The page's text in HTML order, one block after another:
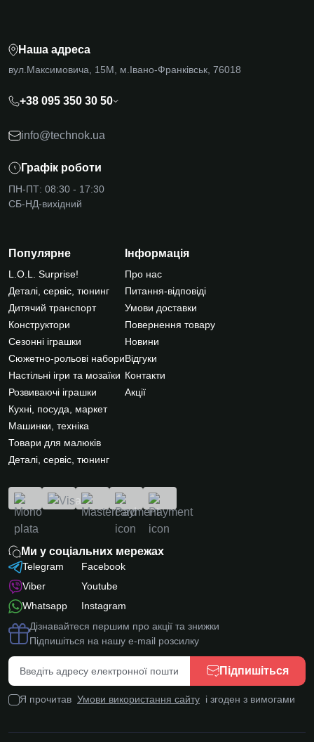
Наша адреса
вул.Максимовича, 15М, м.Івано-Франківськ, 76018
+38 095 350 30 50
info@technok.ua
Графік роботи
ПН-ПТ: 08:30 - 17:30
СБ-НД-вихідний
Популярне
L.O.L. Surprise!
Деталі, сервіс, тюнинг
Дитячий транспорт
Конструктори
Сезонні іграшки
Сюжетно-рольові набори
Настільні ігри та мозаїки
Розвиваючі іграшки
Кухні, посуда, маркет
Машинки, техніка
Товари для малюків
Деталі, сервіс, тюнинг
Інформація
Про нас
Питання-відповіді
Умови доставки
Повернення товару
Новини
Відгуки
Контакти
Акції
Ми у соціальних мережах
Telegram
Viber
Whatsapp
Facebook
Youtube
Instagram
Дізнавайтеся першим про акції та знижки
Підпишіться на нашу e-mail розсилку
Підпишіться
Я прочитав Умови використання сайту і згоден з вимогами